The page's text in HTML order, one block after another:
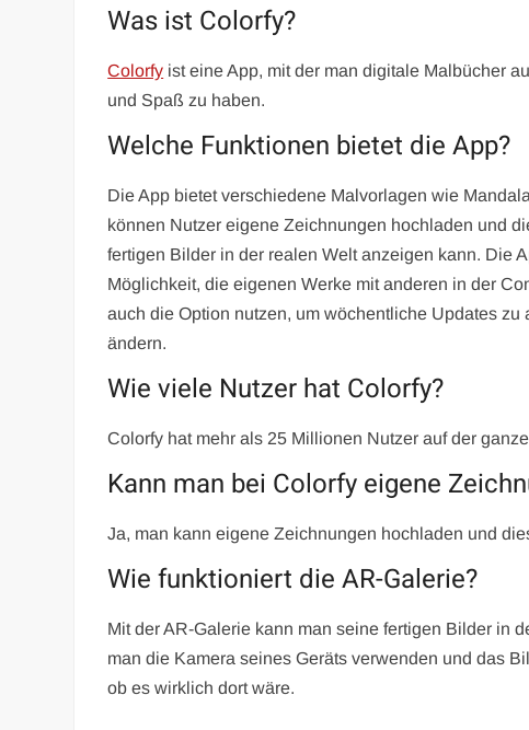
Was ist Colorfy?
Colorfy ist eine App, mit der man digitale Malbücher
und Spaß zu haben.
Welche Funktionen bietet die App?
Die App bietet verschiedene Malvorlagen wie
können Nutzer eigene Zeichnungen hochladen und
fertigen Bilder in der realen Welt anzeigen kann. Die
Möglichkeit, die eigenen Werke mit anderen in der
auch die Option nutzen, um wöchentliche Updates
ändern.
Wie viele Nutzer hat Colorfy?
Colorfy hat mehr als 25 Millionen Nutzer auf der
Kann man bei Colorfy eigene
Ja, man kann eigene Zeichnungen hochladen und
Wie funktioniert die AR-Galerie?
Mit der AR-Galerie kann man seine fertigen Bilder in
man die Kamera seines Geräts verwenden und das
ob es wirklich dort wäre.